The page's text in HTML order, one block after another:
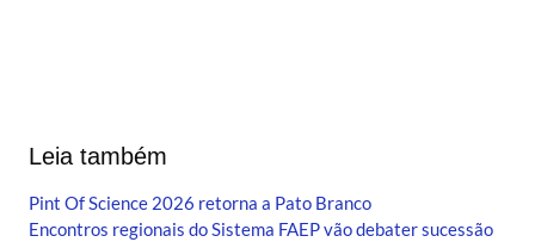
Leia também
Pint Of Science 2026 retorna a Pato Branco
Encontros regionais do Sistema FAEP vão debater sucessão